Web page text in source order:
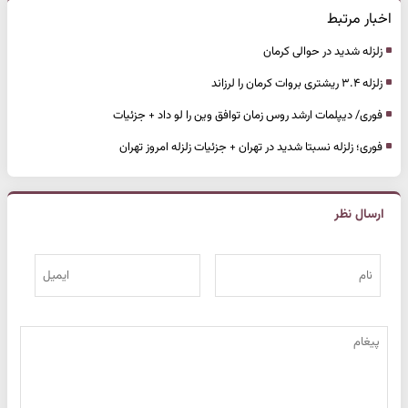
اخبار مرتبط
زلزله شدید در حوالی کرمان
زلزله ۳.۴ ریشتری بروات کرمان را لرزاند
فوری/ دیپلمات ارشد روس زمان توافق وین را لو داد + جزئیات
فوری؛ زلزله نسبتا شدید در تهران + جزئیات زلزله امروز تهران
ارسال نظر